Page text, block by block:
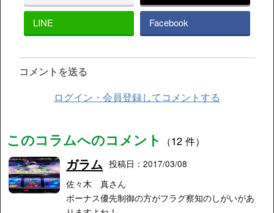
LINE Facebook
コメントを送る
ログイン・会員登録してコメントする
このコラムへのコメント （12 件）
ガラム 投稿日：2017/03/08
佐々木 真さん
ボーナス優先制御の方がフラグ察知のしがいがあ